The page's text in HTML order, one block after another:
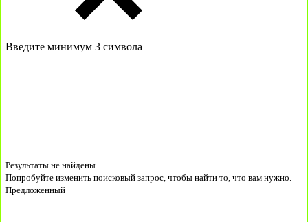
Введите минимум 3 символа
Результаты не найдены
Попробуйте изменить поисковый запрос, чтобы найти то, что вам нужно.
Предложенный